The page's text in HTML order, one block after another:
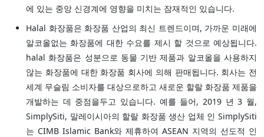
에 있는 중앙 신경계에 영향을 미치는 잠재적인 있습니다.
Halal 화장품은 화장품 산업의 최신 트렌드이며, 가까운 미래에
알코올없는 화장품에 대한 수요를 제시 할 것으로 예상됩니다.
halal 화장품은 성분으로 동물 기반 제품과 알코올을 사용하지
않는 화장품에 대한 화장품 회사에 의해 판매됩니다. 회사는 전
세계 무슬림 소비자를 대상으로하고 새로운 할랄 화장품 제품을
개발하는 데 중점을두고 있습니다. 예를 들어, 2019 년 3 월,
SimplySiti, 말레이시아의 할랄 화장품 생산 업체 인 SimplySiti
는 CIMB Islamic Bank와 제휴하여 ASEAN 지역의 선도적 인